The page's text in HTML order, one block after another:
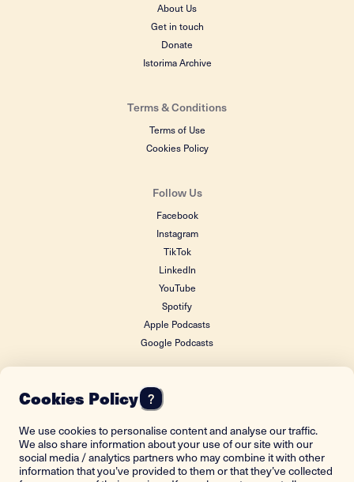
About Us
Get in touch
Donate
Istorima Archive
Terms & Conditions
Terms of Use
Cookies Policy
Follow Us
Facebook
Instagram
TikTok
LinkedIn
YouTube
Spotify
Apple Podcasts
Google Podcasts
FOUNDING DONOR
Cookies Policy ?
We use cookies to personalise content and analyse our traffic.
We also share information about your use of our site with our
social media / analytics partners who may combine it with other
information that you’ve provided to them or that they’ve collected